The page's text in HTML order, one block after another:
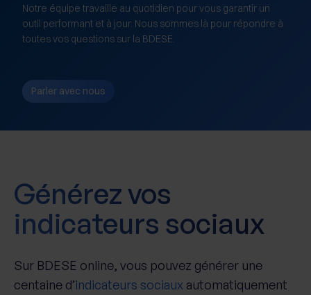
Notre équipe travaille au quotidien pour vous garantir un
outil performant et à jour. Nous sommes là pour répondre à
toutes vos questions sur la BDESE.
Parler avec nous
Générez vos
indicateurs sociaux
Sur BDESE online, vous pouvez générer une
centaine d’indicateurs sociaux automatiquement